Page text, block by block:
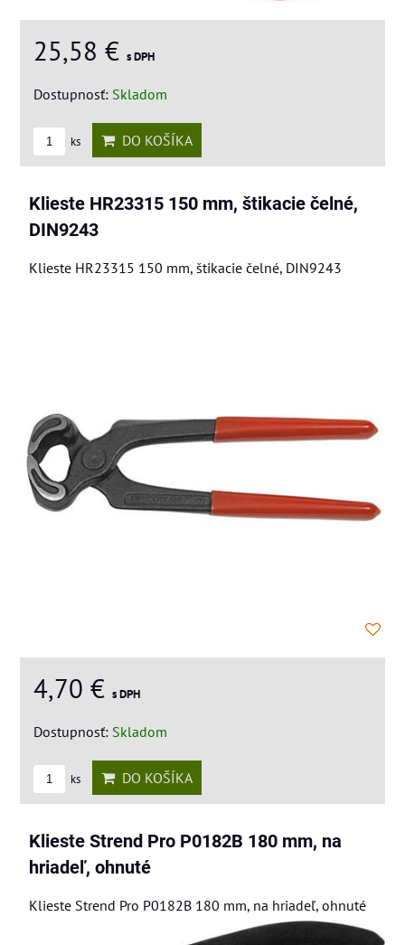
25,58 € s DPH
Dostupnosť: Skladom
ks DO KOŠÍKA
Klieste HR23315 150 mm, štikacie čelné,
DIN9243
Klieste HR23315 150 mm, štikacie čelné, DIN9243
4,70 € s DPH
Dostupnosť: Skladom
ks DO KOŠÍKA
Klieste Strend Pro P0182B 180 mm, na
hriadeľ, ohnuté
Klieste Strend Pro P0182B 180 mm, na hriadeľ, ohnuté